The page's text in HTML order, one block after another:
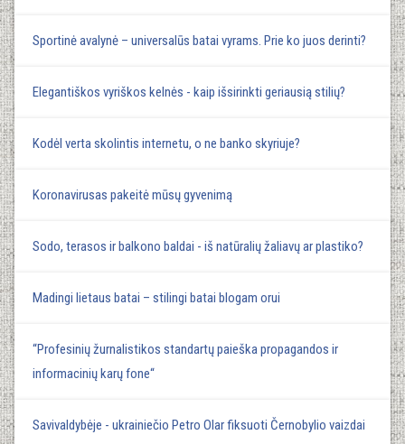
Sportinė avalynė – universalūs batai vyrams. Prie ko juos derinti?
Elegantiškos vyriškos kelnės - kaip išsirinkti geriausią stilių?
Kodėl verta skolintis internetu, o ne banko skyriuje?
Koronavirusas pakeitė mūsų gyvenimą
Sodo, terasos ir balkono baldai - iš natūralių žaliavų ar plastiko?
Madingi lietaus batai – stilingi batai blogam orui
“Profesinių žurnalistikos standartų paieška propagandos ir
informacinių karų fone“
Savivaldybėje - ukrainiečio Petro Olar fiksuoti Černobylio vaizdai